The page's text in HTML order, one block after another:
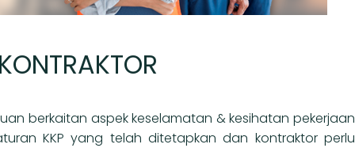
berkaitan aspek keselamatan & kesihatan pekerjaan
KKP yang telah ditetapkan dan kontraktor perlu